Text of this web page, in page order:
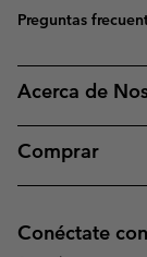
Preguntas
Acerca de
Comprar
Conéctate